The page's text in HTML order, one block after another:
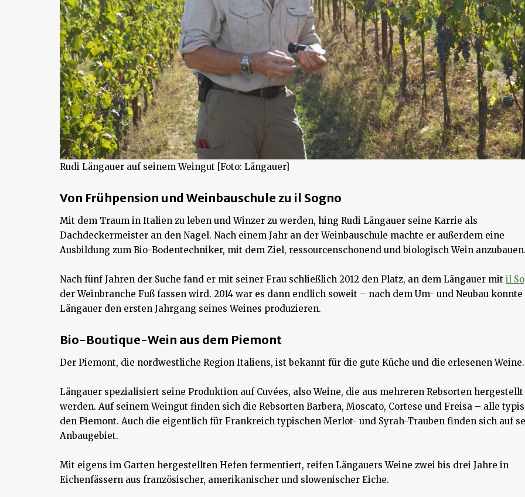
Rudi Längauer auf seinem Weingut [Foto: Längauer]
Von Frühpension und Weinbauschule zu il Sogno
Mit dem Traum in Italien zu leben und Winzer zu werden, hing Rudi Längauer seine Karrie als
Dachdeckermeister an den Nagel. Nach einem Jahr an der Weinbauschule machte er außerdem eine
Ausbildung zum Bio-Bodentechniker, mit dem Ziel, ressourcenschonend und biologisch Wein
Nach fünf Jahren der Suche fand er mit seiner Frau schließlich 2012 den Platz, an dem Längauer mit il
der Weinbranche Fuß fassen wird. 2014 war es dann endlich soweit – nach dem Um- und Neubau konnte
Längauer den ersten Jahrgang seines Weines produzieren.
Bio-Boutique-Wein aus dem Piemont
Der Piemont, die nordwestliche Region Italiens, ist bekannt für die gute Küche und die erlesenen Weine.
Längauer spezialisiert seine Produktion auf Cuvées, also Weine, die aus mehreren Rebsorten hergestellt
werden. Auf seinem Weingut finden sich die Rebsorten Barbera, Moscato, Cortese und Freisa – alle
den Piemont. Auch die eigentlich für Frankreich typischen Merlot- und Syrah-Trauben finden sich auf
Anbaugebiet.
Mit eigens im Garten hergestellten Hefen fermentiert, reifen Längauers Weine zwei bis drei Jahre in
Eichenfässern aus französischer, amerikanischer und slowenischer Eiche.